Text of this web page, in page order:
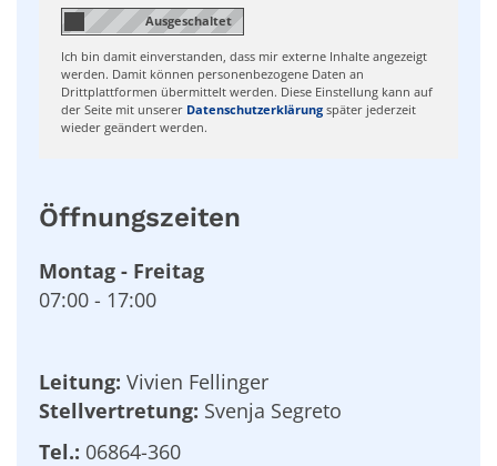
Ich bin damit einverstanden, dass mir externe Inhalte angezeigt
werden. Damit können personenbezogene Daten an
Drittplattformen übermittelt werden. Diese Einstellung kann auf
der Seite mit unserer Datenschutzerklärung später jederzeit
wieder geändert werden.
Öffnungszeiten
Montag - Freitag
07:00 - 17:00
Leitung: Vivien Fellinger
Stellvertretung: Svenja Segreto
Tel.: 06864-360